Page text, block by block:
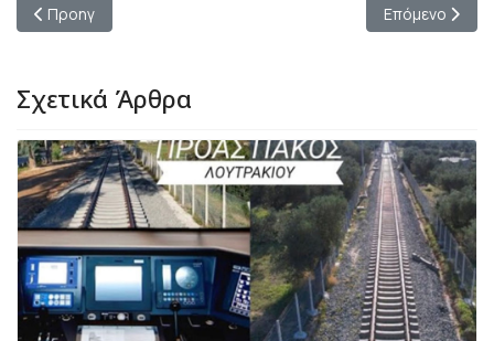
Προηγούμενο άρθρο: Χρηματοδότηση στον δήμο
Προηγ Επόμενο
Επόμενο
Σχετικά Άρθρα